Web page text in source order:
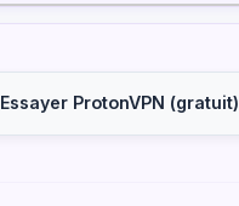
Essayer ProtonVPN (gratuit)